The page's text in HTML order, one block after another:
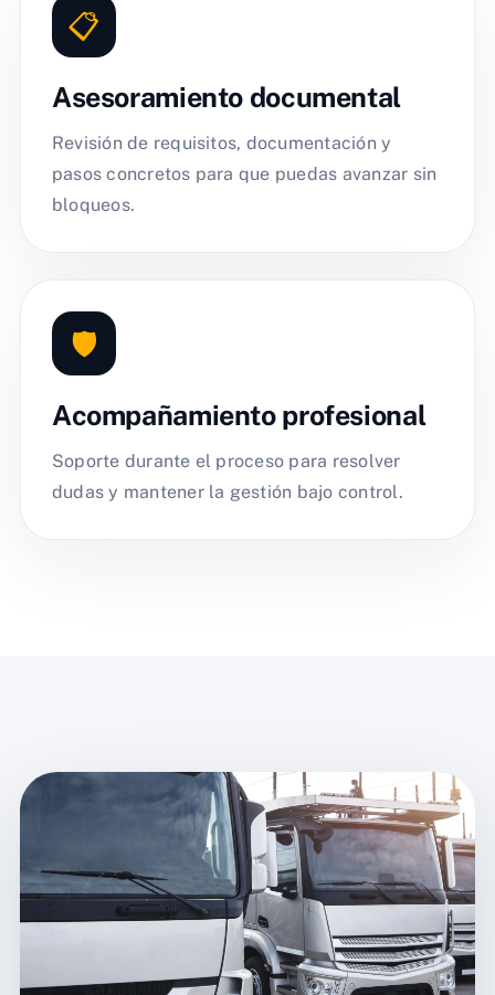
📋
Asesoramiento documental
Revisión de requisitos, documentación y
pasos concretos para que puedas avanzar sin
bloqueos.
🛡️
Acompañamiento profesional
Soporte durante el proceso para resolver
dudas y mantener la gestión bajo control.